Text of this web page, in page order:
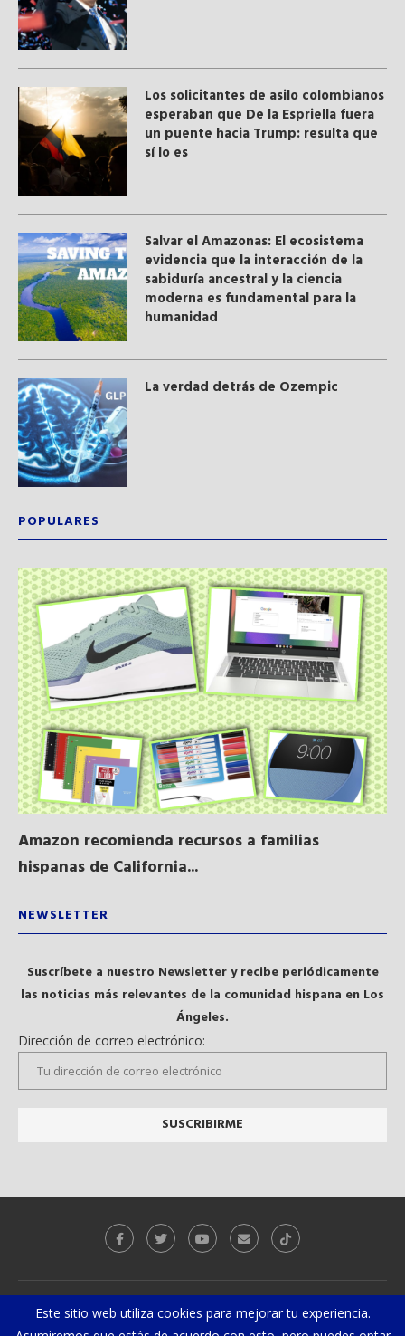
Los solicitantes de asilo colombianos
esperaban que De la Espriella fuera
un puente hacia Trump: resulta que
sí lo es
Salvar el Amazonas: El ecosistema
evidencia que la interacción de la
sabiduría ancestral y ​la ciencia
moderna​ es fundamental para la
humanidad
La verdad detrás de Ozempic
POPULARES
Amazon recomienda recursos a familias
hispanas de California...
NEWSLETTER
Suscríbete a nuestro Newsletter y recibe periódicamente
las noticias más relevantes de la comunidad hispana en Los
Ángeles.
Dirección de correo electrónico:
Galeria Videos
Este sitio web utiliza cookies para mejorar tu experiencia.